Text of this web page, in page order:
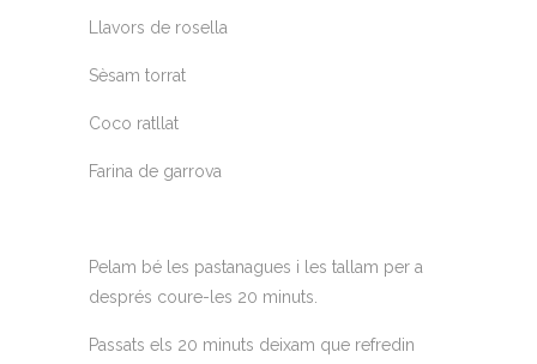
Llavors de rosella
Sèsam torrat
Coco ratllat
Farina de garrova
Pelam bé les pastanagues i les tallam per a
després coure-les 20 minuts.
Passats els 20 minuts deixam que refredin